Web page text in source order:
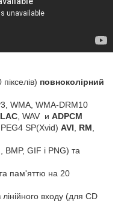
повноколірний
WMA, WMA-DRM10
, WAV и ADPCM
SP(Xvid) AVI RM
GIF і PNG) та
пам'яттю на 20
входу (для CD